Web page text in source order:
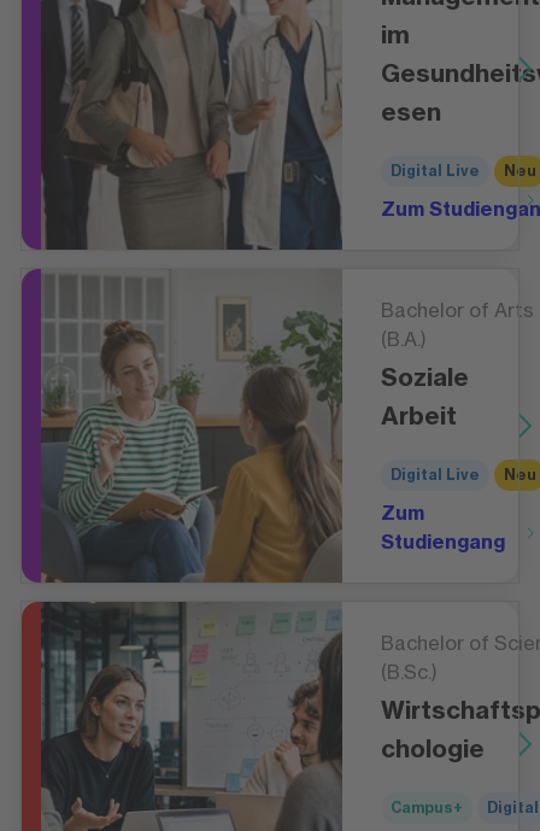
im
esen
Digital Live Neu
Zum
Bachelor of Arts
(B.A.)
Soziale
Arbeit
Digital Live Neu
Zum
Studiengang
Bachelor of
(B.Sc.)
chologie
Campus+